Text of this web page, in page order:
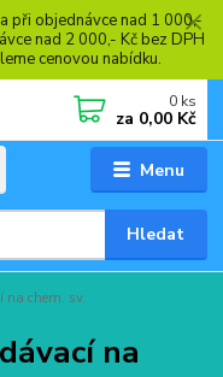
při objednávce nad 1 000,-
nad 2 000,- Kč bez DPH
cenovou nabídku.
Menu
Hledat
0 ks
za 0,00 Kč
na chem. sv.
na